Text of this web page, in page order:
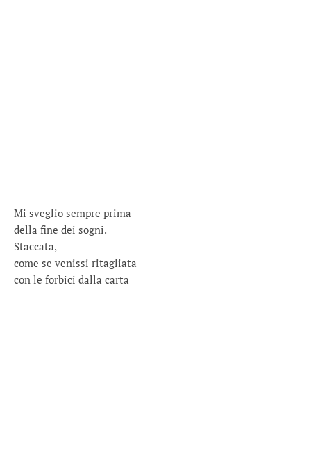
Mi sveglio sempre prima
della fine dei sogni.
Staccata,
come se venissi ritagliata
con le forbici dalla carta